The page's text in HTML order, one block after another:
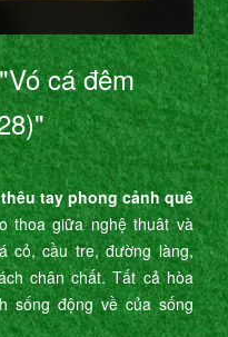
cá đêm
tay phong cảnh quê
thoa giữa nghệ thuât và
cỏ, cầu tre, đường làng,
chân chất. Tất cả hòa
sống động về của sống